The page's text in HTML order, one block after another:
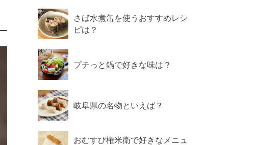
さば水煮缶を使うおすすめレシ
ピは？
プチっと鍋で好きな味は？
岐阜県の名物といえば？
おむすび権米衛で好きなメニュ